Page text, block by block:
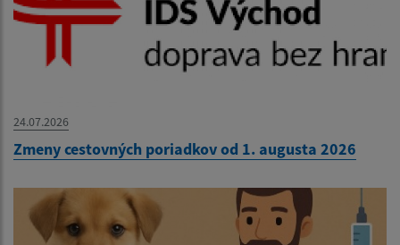
24.07.2026
Zmeny cestovných poriadkov od 1. augusta 2026